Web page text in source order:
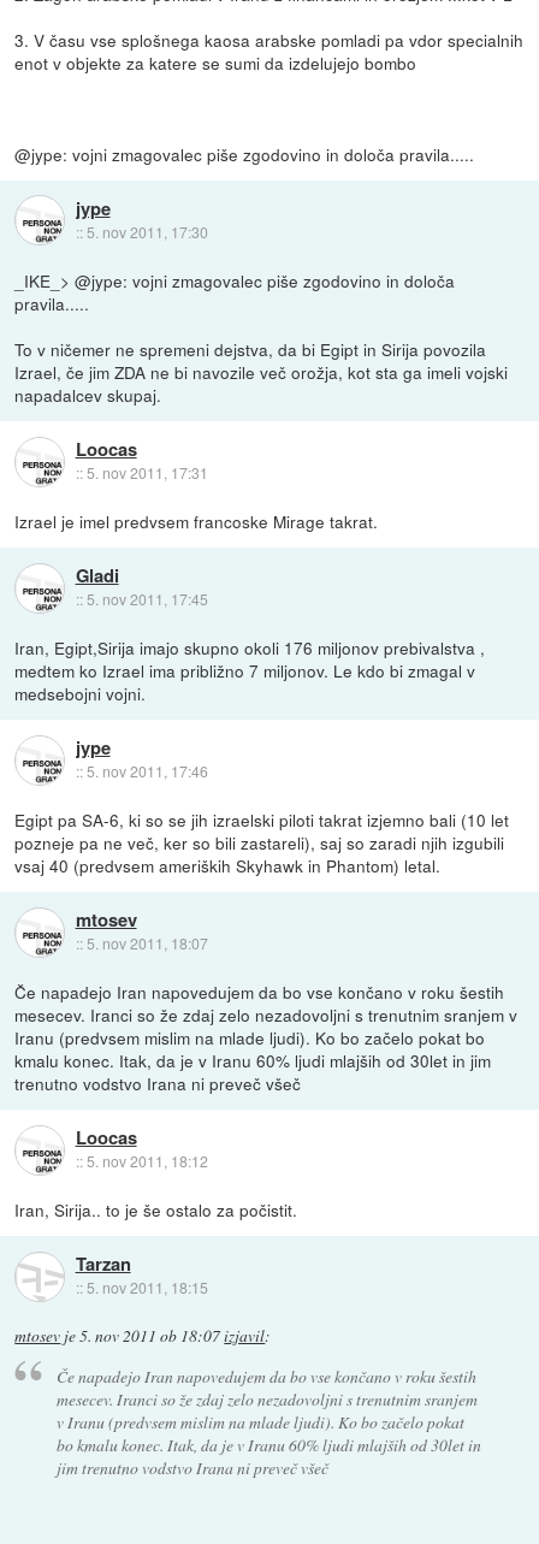
3. V času vse splošnega kaosa arabske pomladi pa vdor specialnih
enot v objekte za katere se sumi da izdelujejo bombo
@jype: vojni zmagovalec piše zgodovino in določa pravila.....
jype
:: 5. nov 2011, 17:30
_IKE_> @jype: vojni zmagovalec piše zgodovino in določa
pravila.....
To v ničemer ne spremeni dejstva, da bi Egipt in Sirija povozila
Izrael, če jim ZDA ne bi navozile več orožja, kot sta ga imeli vojski
napadalcev skupaj.
Loocas
::5. nov 2011, 17:31
Izrael je imel predvsem francoske Mirage takrat.
Gladi
:: 5. nov 2011, 17:45
Iran, Egipt,Sirija imajo skupno okoli 176 miljonov prebivalstva ,
medtem ko Izrael ima približno 7 miljonov. Le kdo bi zmagal v
medsebojni vojni.
jype
::5. nov 2011, 17:46
Egipt pa SA-6, ki so se jih izraelski piloti takrat izjemno bali (10 let
pozneje pa ne več, ker so bili zastareli), saj so zaradi njih izgubili
vsaj 40 (predvsem ameriških Skyhawk in Phantom) letal.
mtosev
:: 5. nov 2011, 18:07
Če napadejo Iran napovedujem da bo vse končano v roku šestih
mesecev. Iranci so že zdaj zelo nezadovoljni s trenutnim sranjem v
Iranu (predvsem mislim na mlade ljudi). Ko bo začelo pokat bo
kmalu konec. Itak, da je v Iranu 60% ljudi mlajših od 30let in jim
trenutno vodstvo Irana ni preveč všeč
Loocas
::5. nov 2011, 18:12
Iran, Sirija.. to je še ostalo za počistit.
Tarzan
:: 5. nov 2011, 18:15
mtosev je5. nov 2011 ob 18:07izjavil:
Če napadejo Iran napovedujem da bo vse končano v roku šestih
mesecev. Iranci so že zdaj zelo nezadovoljni s trenutnim sranjem
v Iranu (predvsem mislim na mlade ljudi). Ko bo začelo pokat
bo kmalu konec. Itak, da je v Iranu 60% ljudi mlajših od 30let in
jim trenutno vodstvo Irana ni preveč všeč